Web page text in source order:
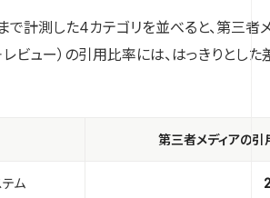
で計測した4カテゴリを並べると、第三者
レビュー）の引用比率には、はっきりとし
第三者メディアの引
ム